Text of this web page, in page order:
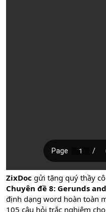
ZixDoc gửi tặng quý thầy
Chuyên đề 8: Gerunds
định dạng word hoàn toàn
105 câu hỏi trắc nghiệm